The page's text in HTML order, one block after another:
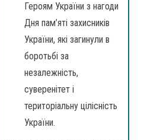
Героям України з нагоди
Дня пам’яті захисників
України, які загинули в
боротьбі за
незалежність,
суверенітет і
територіальну цілісність
України.